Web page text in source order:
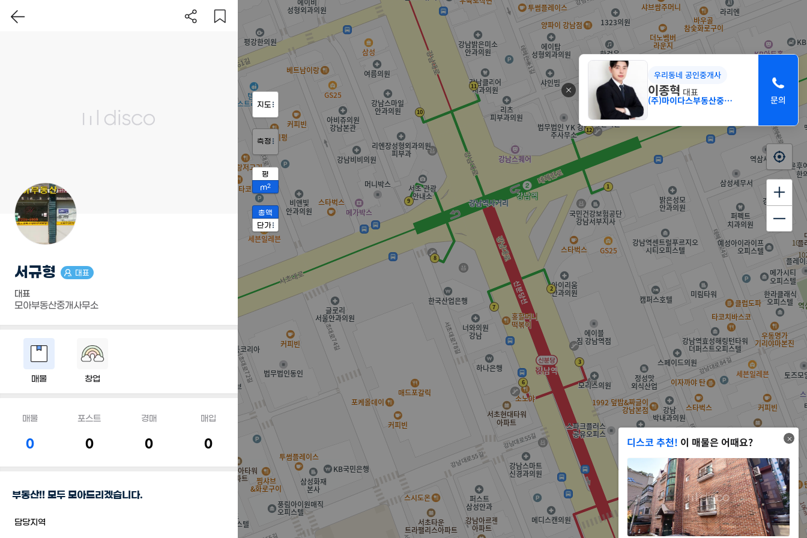
디스코 추천! 이 매물은 어때요?
우리동네 공인중개사
이종혁 대표
(주)마이다스부동산중개법인 서초
지도
측정
평
m2
총액
단가
서규형 대표
대표
모아부동산중개사무소
매물 창업
매물
0
포스트
0
경매
0
매입
0
부동산!! 모두 모아드리겠습니다.
담당지역